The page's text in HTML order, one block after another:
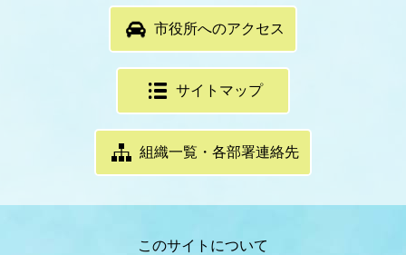
市役所へのアクセス
サイトマップ
組織一覧・各部署連絡先
このサイトについて